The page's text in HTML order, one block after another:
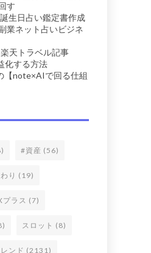
す
生日占い鑑定書作成
業ネット占いビジネ
天トラベル記事
化する方法
【note×AIで回る仕組
#資産 (56)
り (19)
プラス (7)
スロット (8)
レンド (2131)